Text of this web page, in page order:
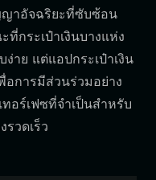
าอัจฉริยะที่ซับซ้อน
กระเป๋าเงินบางแห่ง
าย แต่แอปกระเป๋าเงิน
อการมีส่วนร่วมอย่าง
อร์เฟซที่จำเป็นสำหรับ
วดเร็ว